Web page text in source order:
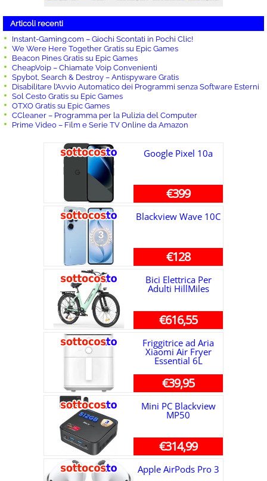
Articoli recenti
Instant-Gaming.com – Giochi Scontati in Pochi Clic!
We Were Here Together Gratis su Epic Games
Beacon Pines Gratis su Epic Games
CheapVoip – Chiamate Voip Convenienti
Spybot, Search & Destroy – Antispyware Gratis
Disabilitare l’Avvio Automatico dei Programmi senza Software Esterni
Sol Cesto Gratis su Epic Games
OTXO Gratis su Epic Games
CCleaner – Programma per la Pulizia del Computer
Prime Video – Film e Serie TV Online da Amazon
Google Pixel 10a
€399
Blackview Wave 10C
€128
Bici Elettrica Per
Adulti HillMiles
€616,55
Friggitrice ad Aria
Xiaomi Air Fryer
Essential 6L
€39,95
Mini PC Blackview
MP50
€314,99
Apple AirPods Pro 3